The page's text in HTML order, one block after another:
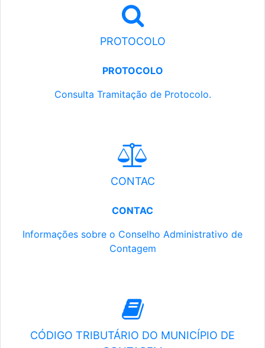
PROTOCOLO
PROTOCOLO
Consulta Tramitação de Protocolo.
CONTAC
CONTAC
Informações sobre o Conselho Administrativo de
Contagem
CÓDIGO TRIBUTÁRIO DO MUNICÍPIO DE